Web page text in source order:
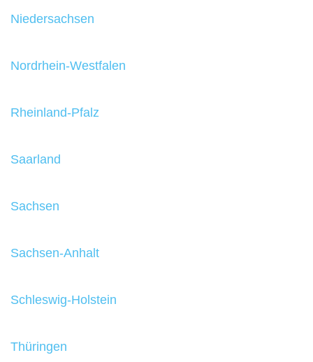
Niedersachsen
Nordrhein-Westfalen
Rheinland-Pfalz
Saarland
Sachsen
Sachsen-Anhalt
Schleswig-Holstein
Thüringen